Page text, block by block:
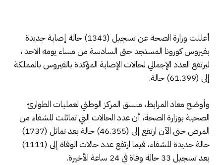
أعلنت وزارة الصحة عن تسجيل (1343) حالة إصابة جديدة
بفيروس كورونا المستجد حتى السادسة من مساء يومه الاحد ،
ليرتفع العدد الإجمالي لحالات الإصابة المؤكدة بالفيروس بالمملكة
إلى (61.399) حالة.
وأوضح معاد المرابط، منسق المركز الوطني لعمليات الطوارئ
الصحية بوزارة الصحة، أن عدد الحالات التي تماثلت للشفاء من
المرض حتى الآن ارتفع إلى (46.355) حالة بعد تماثل (1737)
حالة جديدة للشفاء، فيما ارتفع عدد حالات الوفاة إلى (1111)
بعد تسجيل 33 حالة وفاة في 24 ساعة الأخيرة.